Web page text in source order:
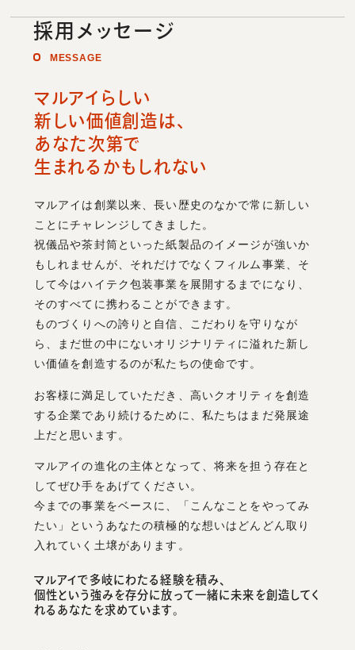
お問い合わせ
採用メッセージ
MESSAGE
マルアイらしい
新しい価値創造は、
あなた次第で
生まれるかもしれない
マルアイは創業以来、長い歴史のなかで常に新しい
ことにチャレンジしてきました。
祝儀品や茶封筒といった紙製品のイメージが強いか
もしれませんが、それだけでなくフィルム事業、そ
して今はハイテク包装事業を展開するまでになり、
そのすべてに携わることができます。
ものづくりへの誇りと自信、こだわりを守りなが
ら、まだ世の中にないオリジナリティに溢れた新し
い価値を創造するのが私たちの使命です。
お客様に満足していただき、高いクオリティを創造
する企業であり続けるために、私たちはまだ発展途
上だと思います。
マルアイの進化の主体となって、将来を担う存在と
してぜひ手をあげてください。
今までの事業をベースに、「こんなことをやってみ
たい」というあなたの積極的な想いはどんどん取り
入れていく土壌があります。
マルアイで多岐にわたる経験を積み、
個性という強みを存分に放って一緒に未来を創造してく
れるあなたを求めています。